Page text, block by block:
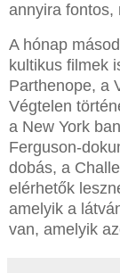
annyira fontos,
A hónap
kultikus filmek
Parthenope, a
Végtelen
a New York
Ferguson-
dobás, a
elérhetők
amelyik a
van, amelyik